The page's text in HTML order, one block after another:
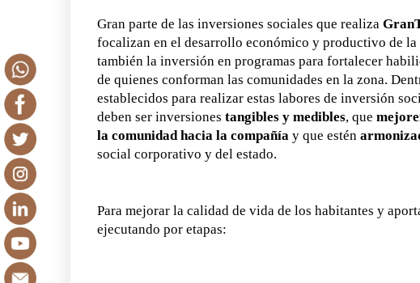
Gran parte de las inversiones sociales que realiza
focalizan en el desarrollo económico y productivo de la
también la inversión en programas para fortalecer
de quienes conforman las comunidades en la zona.
establecidos para realizar estas labores de inversión
deben ser inversiones tangibles y medibles, que
la comunidad hacia la compañía y que estén
social corporativo y del estado.
Para mejorar la calidad de vida de los habitantes y
ejecutando por etapas: